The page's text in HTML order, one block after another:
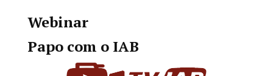
Webinar
Papo com o IAB